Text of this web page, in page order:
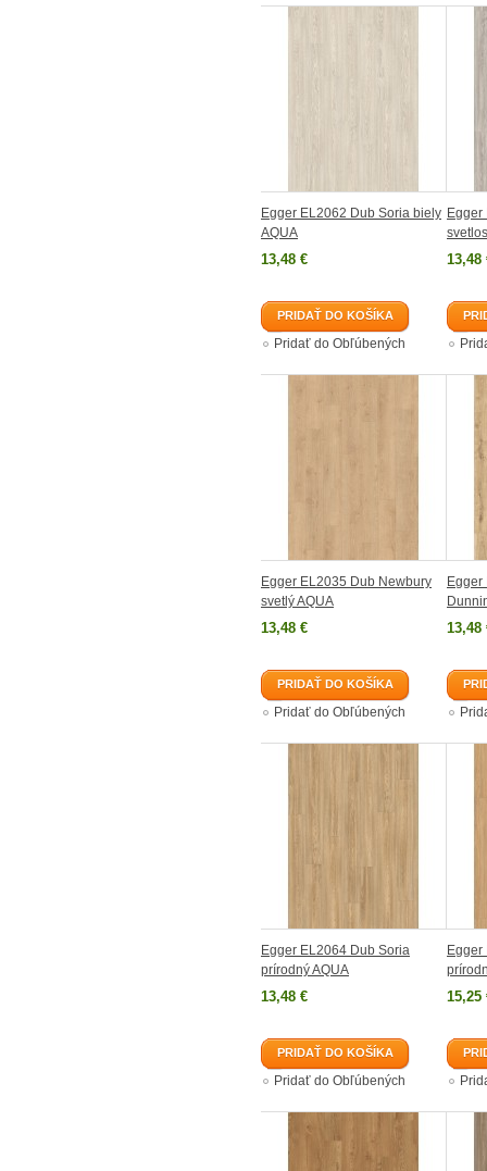
Egger EL2062 Dub Soria biely
AQUA
13,48 €
PRIDAŤ DO KOŠÍKA
Pridať do Obľúbených
13,48
Egger EL2035 Dub Newbury
svetlý AQUA
13,48 €
PRIDAŤ DO KOŠÍKA
Pridať do Obľúbených
Egger
13,48
Egger EL2064 Dub Soria
prírodný AQUA
13,48 €
PRIDAŤ DO KOŠÍKA
Pridať do Obľúbených
15,25